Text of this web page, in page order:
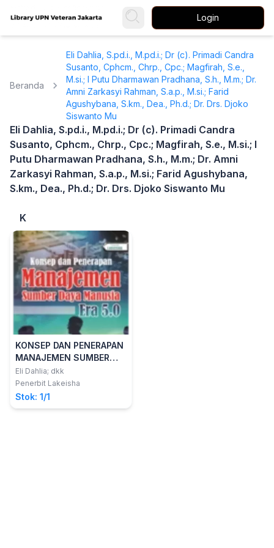
Login
Beranda
Eli Dahlia, S.pd.i., M.pd.i.; Dr (c). Primadi Candra
Susanto, Cphcm., Chrp., Cpc.; Magfirah, S.e.,
M.si.; I Putu Dharmawan Pradhana, S.h., M.m.; Dr.
Amni Zarkasyi Rahman, S.a.p., M.si.; Farid
Agushybana, S.km., Dea., Ph.d.; Dr. Drs. Djoko
Siswanto Mu
Eli Dahlia, S.pd.i., M.pd.i.; Dr (c). Primadi Candra
Susanto, Cphcm., Chrp., Cpc.; Magfirah, S.e., M.si.; I
Putu Dharmawan Pradhana, S.h., M.m.; Dr. Amni
Zarkasyi Rahman, S.a.p., M.si.; Farid Agushybana,
S.km., Dea., Ph.d.; Dr. Drs. Djoko Siswanto Mu
K
KONSEP DAN PENERAPAN
MANAJEMEN SUMBER
DAYA MANUSIA ERA 5.0
Eli Dahlia; dkk
Penerbit Lakeisha
Stok: 1/1